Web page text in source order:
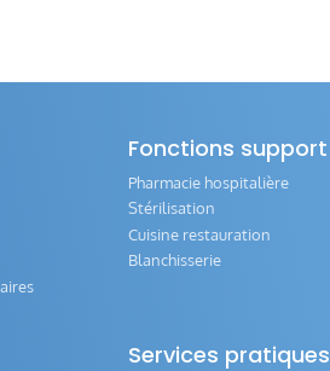
Fonctions support
Pharmacie hospitalière
Stérilisation
Cuisine restauration
Blanchisserie
Services pratiques